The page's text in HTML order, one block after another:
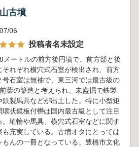
古墳
06
投稿者名未設定
メートルの前方後円墳で、前方部と後
それぞれ横穴式石室が検出され、前方
号石室は無袖で、東三河では最古級の
葉の築造と考えられ、未盗掘で鉄製
鉄製馬具などが出土した。特に小型矩
環状鏡板付轡は国内最古級として注目
。埴輪や馬具、横穴式石室などに関す
も充実している。古墳オタにとっては
もんの一冊となっている。豊橋市文化